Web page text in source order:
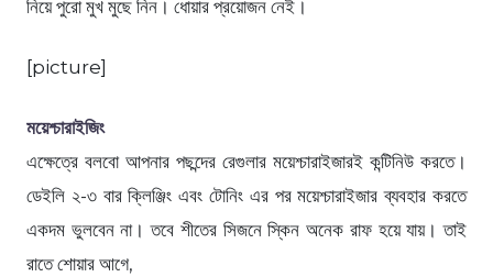
নিয়ে পুরো মুখ মুছে নিন। ধোয়ার প্রয়োজন নেই।
[picture]
ময়েশ্চারাইজিং
এক্ষেত্রে বলবো আপনার পছন্দের রেগুলার ময়েশ্চারাইজারই কন্টিনিউ করতে।
ডেইলি ২-৩ বার ক্লিঞ্জিং এবং টোনিং এর পর ময়েশ্চারাইজার ব্যবহার করতে
একদম ভুলবেন না। তবে শীতের সিজনে স্কিন অনেক রাফ হয়ে যায়। তাই
রাতে শোয়ার আগে,